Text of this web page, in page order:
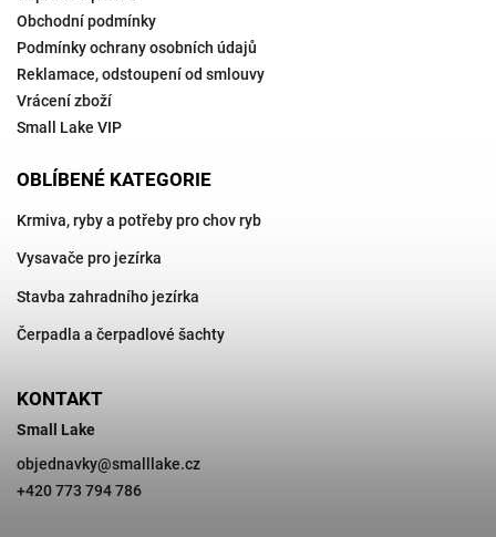
Obchodní podmínky
Podmínky ochrany osobních údajů
Reklamace, odstoupení od smlouvy
Vrácení zboží
Small Lake VIP
OBLÍBENÉ KATEGORIE
Krmiva, ryby a potřeby pro chov ryb
Vysavače pro jezírka
Stavba zahradního jezírka
Čerpadla a čerpadlové šachty
KONTAKT
Small Lake
objednavky@smalllake.cz
+420 773 794 786